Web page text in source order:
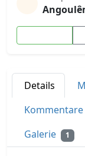
Details
Kommentare
Galerie 1